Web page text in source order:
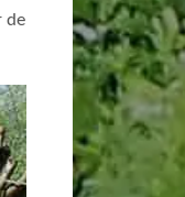
de